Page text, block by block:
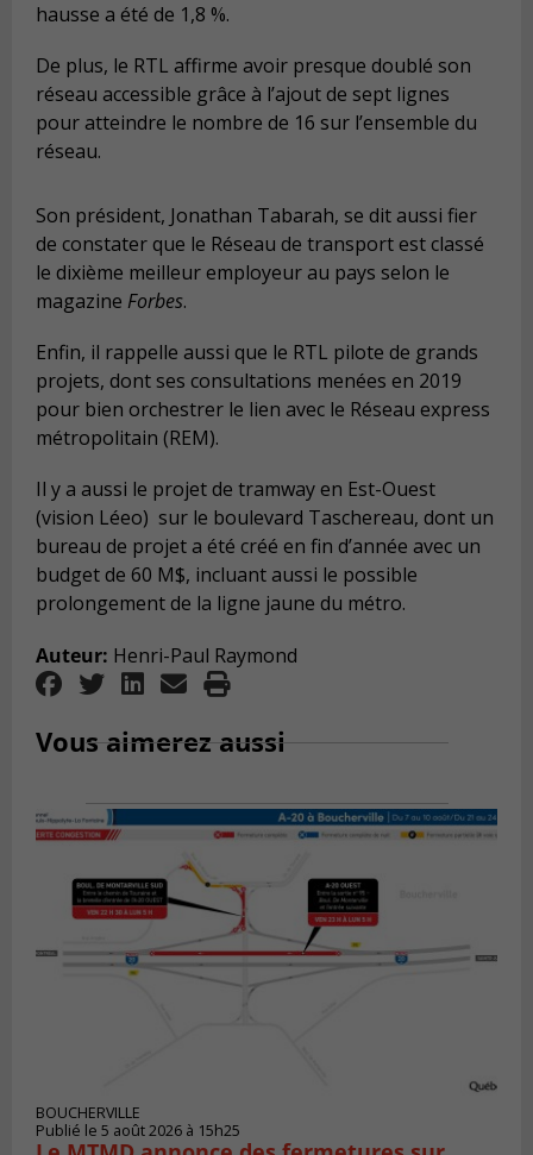
hausse a été de 1,8 %.
De plus, le RTL affirme avoir presque doublé son
réseau accessible grâce à l’ajout de sept lignes
pour atteindre le nombre de 16 sur l’ensemble du
réseau.
Son président, Jonathan Tabarah, se dit aussi fier
de constater que le Réseau de transport est classé
le dixième meilleur employeur au pays selon le
magazine Forbes.
Enfin, il rappelle aussi que le RTL pilote de grands
projets, dont ses consultations menées en 2019
pour bien orchestrer le lien avec le Réseau express
métropolitain (REM).
Il y a aussi le projet de tramway en Est-Ouest
(vision Léeo) sur le boulevard Taschereau, dont un
bureau de projet a été créé en fin d’année avec un
budget de 60 M$, incluant aussi le possible
prolongement de la ligne jaune du métro.
Auteur: Henri-Paul Raymond
Vous aimerez aussi
BOUCHERVILLE
Publié le 5 août 2026 à 15h25